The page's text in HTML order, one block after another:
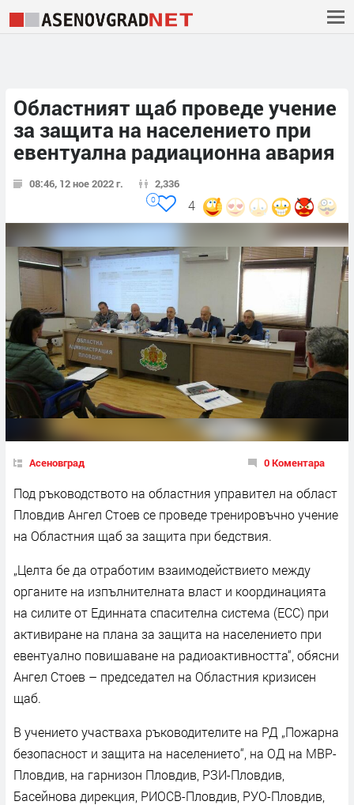
Областният щаб проведе учение
за защита на населението при
евентуална радиационна авария
08:46, 12 ное 2022 г. 2,336
4
0
Асеновград 0 Коментара
Под ръководството на областния управител на област
Пловдив Ангел Стоев се проведе тренировъчно учение
на Областния щаб за защита при бедствия.
„Целта бе да отработим взаимодействието между
органите на изпълнителната власт и координацията
на силите от Единната спасителна система (ЕСС) при
активиране на плана за защита на населението при
евентуално повишаване на радиоактивността“, обясни
Ангел Стоев – председател на Областния кризисен
щаб.
В учението участваха ръководителите на РД „Пожарна
безопасност и защита на населението“, на ОД на МВР-
Пловдив, на гарнизон Пловдив, РЗИ-Пловдив,
Басейнова дирекция, РИОСВ-Пловдив, РУО-Пловдив,